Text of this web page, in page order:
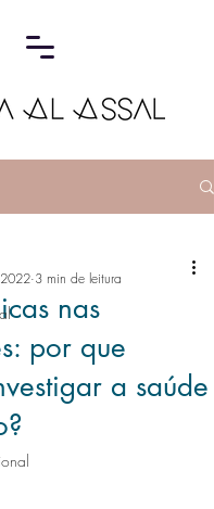
nas
por que
a saúde
3 min de leitura